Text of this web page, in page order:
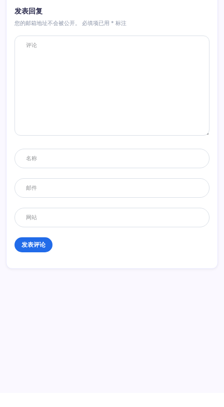
小河马 2014年10月9日 11:11
漂亮的，河马哥收的都是精品啊
回复
这个比我想象的尺寸小了好多，当初没有买，现在有些小后悔，不过，
残缺才是美
发表回复
您的邮箱地址不会被公开。 必填项已用 * 标注